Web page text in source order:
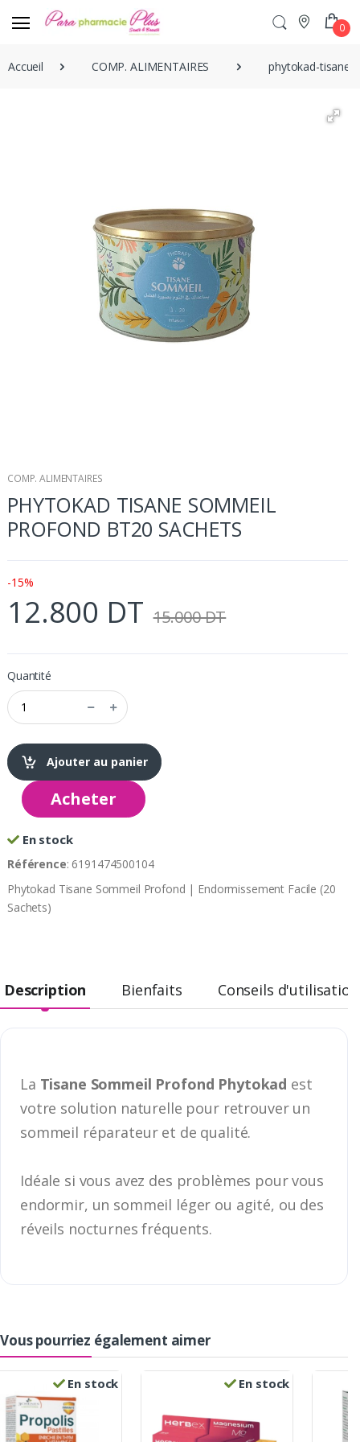
0
Accueil COMP. ALIMENTAIRES phytokad-tisane-
COMP. ALIMENTAIRES
PHYTOKAD TISANE SOMMEIL
PROFOND BT20 SACHETS
-15%
12.800 DT 15.000 DT
Quantité
Ajouter au panier
Acheter
En stock
Référence: 6191474500104
Phytokad Tisane Sommeil Profond | Endormissement Facile (20
Sachets)
Description Bienfaits Conseils d'utilisation
La Tisane Sommeil Profond Phytokad est
votre solution naturelle pour retrouver un
sommeil réparateur et de qualité.
Idéale si vous avez des problèmes pour vous
endormir, un sommeil léger ou agité, ou des
réveils nocturnes fréquents.
Vous pourriez également aimer
En stock En stock